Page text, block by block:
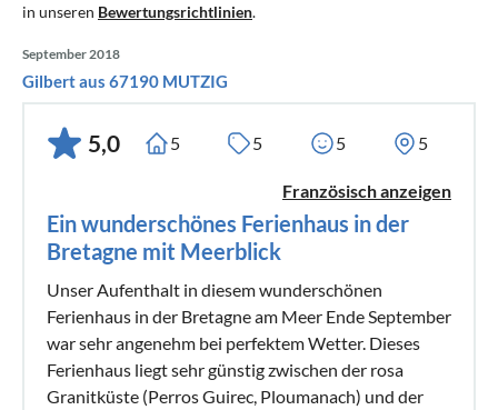
in unseren Bewertungsrichtlinien.
September 2018
Gilbert aus 67190 MUTZIG
5,0 5 5 5 5
Französisch anzeigen
Ein wunderschönes Ferienhaus in der
Bretagne mit Meerblick
Unser Aufenthalt in diesem wunderschönen
Ferienhaus in der Bretagne am Meer Ende September
war sehr angenehm bei perfektem Wetter. Dieses
Ferienhaus liegt sehr günstig zwischen der rosa
Granitküste (Perros Guirec, Ploumanach) und der